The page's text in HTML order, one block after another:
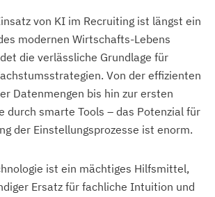
von KI im Recruiting ist längst ein
modernen Wirtschafts-Lebens
die verlässliche Grundlage für
Von der effizienten
Datenmengen bis hin zur ersten
durch smarte Tools – das Potenzial für
der Einstellungsprozesse ist enorm.
ist ein mächtiges Hilfsmittel,
Ersatz für fachliche Intuition und